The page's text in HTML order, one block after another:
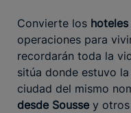
Convierte los hoteles
operaciones para
recordarán toda la
sitúa donde estuvo la
ciudad del mismo
desde Sousse y